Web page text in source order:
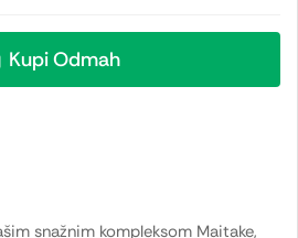
Kupi Odmah
snažnim kompleksom Maitake,